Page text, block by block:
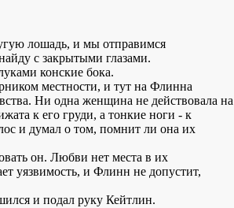
лошадь, и мы отправимся
с закрытыми глазами.
конские бока.
местности, и тут на Флинна
Ни одна женщина не действовала на
к его груди, а тонкие ноги - к
и думал о том, помнит ли она их
он. Любви нет места в их
уязвимость, и Флинн не допустит,
и подал руку Кейтлин.